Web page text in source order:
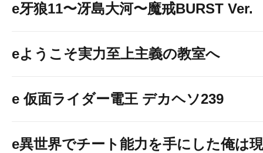
e牙狼11〜冴島大河〜魔戒BURST Ver.
eようこそ実力至上主義の教室へ
e 仮面ライダー電王 デカヘソ239
e異世界でチート能力を手にした俺は